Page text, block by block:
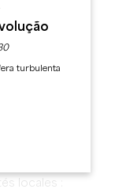
des vignes,
: DJ
Guts et
(un
locales :
turbulenta